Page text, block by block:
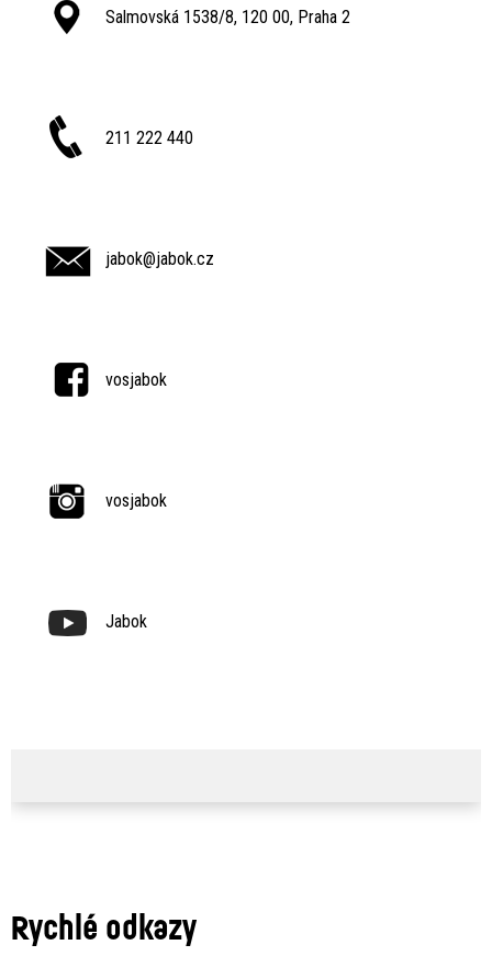
Salmovská 1538/8, 120 00, Praha 2
211 222 440
jabok@jabok.cz
vosjabok
vosjabok
Jabok
Rychlé odkazy